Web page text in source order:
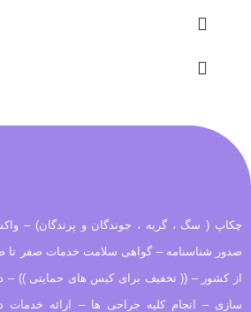
چکاپ ( سگ ، گربه ، جوندگان و پرندگان) –
صدور شناسنامه – گواهی سلامت خدمات صفر تا
از کشور – (( تخفیف برای کیس های حمایتی )) –
سازی – انجام کلیه جراحی ها – ارائه خدمات